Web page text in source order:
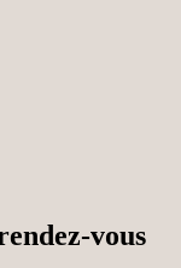
vous